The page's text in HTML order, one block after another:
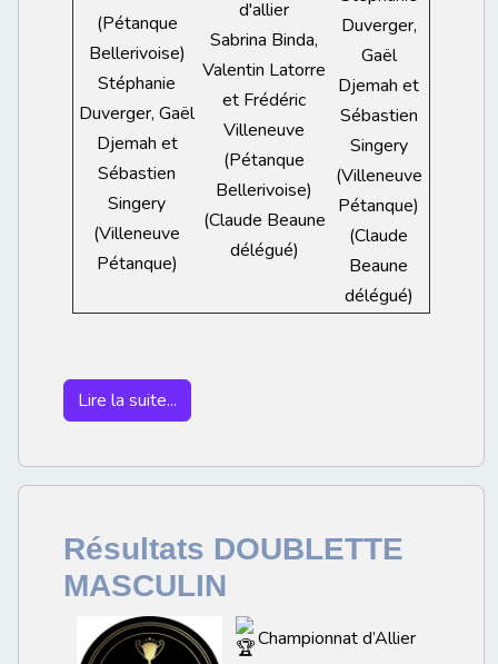
(Pétanque
Bellerivoise)
Stéphanie
Duverger, Gaël
Djemah et
Sébastien
Singery
(Villeneuve
Pétanque)
d'allier
Sabrina Binda,
Valentin Latorre
et Frédéric
Villeneuve
(Pétanque
Bellerivoise)
(Claude Beaune
délégué)
Duverger,
Gaël
Djemah et
Sébastien
Singery
(Villeneuve
Pétanque)
(Claude
Beaune
délégué)
Lire la suite...
Résultats DOUBLETTE
MASCULIN
Championnat d’Allier